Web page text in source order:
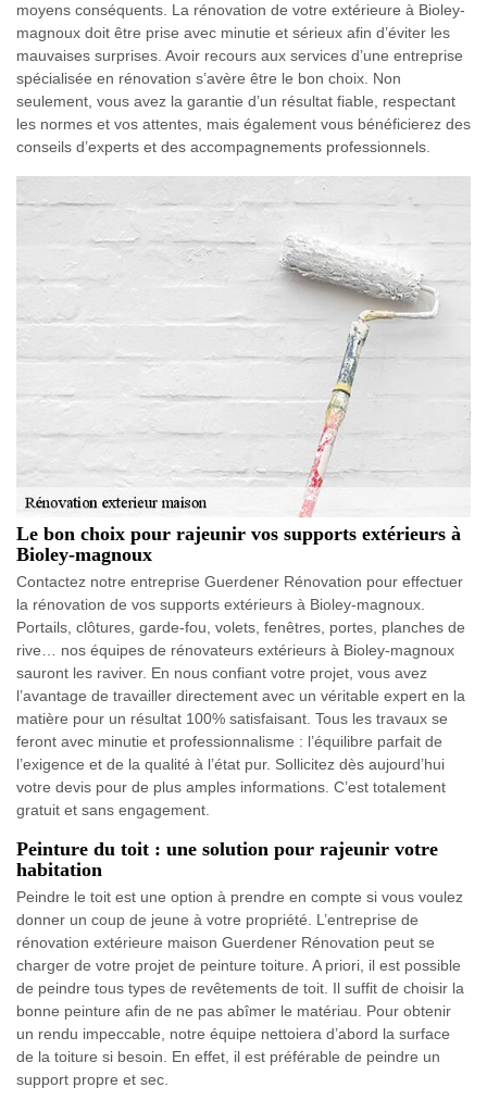
moyens conséquents. La rénovation de votre extérieure à Bioley-
magnoux doit être prise avec minutie et sérieux afin d’éviter les
mauvaises surprises. Avoir recours aux services d’une entreprise
spécialisée en rénovation s’avère être le bon choix. Non
seulement, vous avez la garantie d’un résultat fiable, respectant
les normes et vos attentes, mais également vous bénéficierez des
conseils d’experts et des accompagnements professionnels.
Le bon choix pour rajeunir vos supports extérieurs à
Bioley-magnoux
Contactez notre entreprise Guerdener Rénovation pour effectuer
la rénovation de vos supports extérieurs à Bioley-magnoux.
Portails, clôtures, garde-fou, volets, fenêtres, portes, planches de
rive… nos équipes de rénovateurs extérieurs à Bioley-magnoux
sauront les raviver. En nous confiant votre projet, vous avez
l’avantage de travailler directement avec un véritable expert en la
matière pour un résultat 100% satisfaisant. Tous les travaux se
feront avec minutie et professionnalisme : l’équilibre parfait de
l’exigence et de la qualité à l’état pur. Sollicitez dès aujourd’hui
votre devis pour de plus amples informations. C’est totalement
gratuit et sans engagement.
Peinture du toit : une solution pour rajeunir votre
habitation
Peindre le toit est une option à prendre en compte si vous voulez
donner un coup de jeune à votre propriété. L’entreprise de
rénovation extérieure maison Guerdener Rénovation peut se
charger de votre projet de peinture toiture. A priori, il est possible
de peindre tous types de revêtements de toit. Il suffit de choisir la
bonne peinture afin de ne pas abîmer le matériau. Pour obtenir
un rendu impeccable, notre équipe nettoiera d’abord la surface
de la toiture si besoin. En effet, il est préférable de peindre un
support propre et sec.